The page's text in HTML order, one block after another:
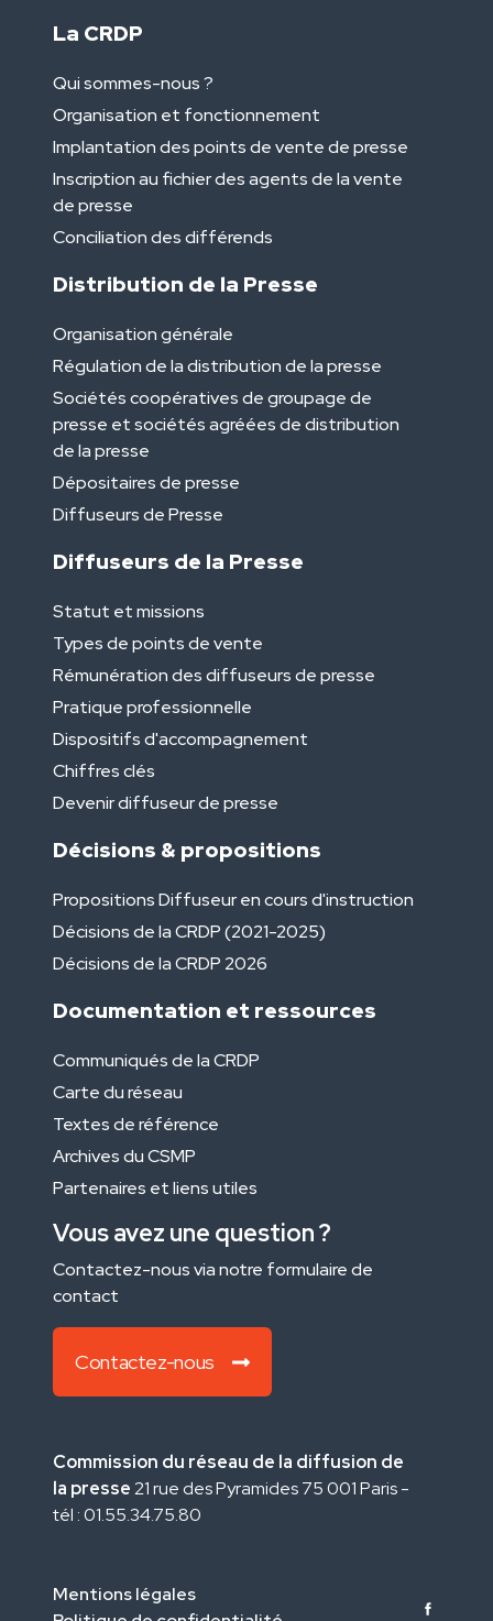
La CRDP
Qui sommes-nous ?
Organisation et fonctionnement
Implantation des points de vente de presse
Inscription au fichier des agents de la vente
de presse
Conciliation des différends
Distribution de la Presse
Organisation générale
Régulation de la distribution de la presse
Sociétés coopératives de groupage de
presse et sociétés agréées de distribution
de la presse
Dépositaires de presse
Diffuseurs de Presse
Diffuseurs de la Presse
Statut et missions
Types de points de vente
Rémunération des diffuseurs de presse
Pratique professionnelle
Dispositifs d'accompagnement
Chiffres clés
Devenir diffuseur de presse
Décisions & propositions
Propositions Diffuseur en cours d'instruction
Décisions de la CRDP (2021-2025)
Décisions de la CRDP 2026
Documentation et ressources
Communiqués de la CRDP
Carte du réseau
Textes de référence
Archives du CSMP
Partenaires et liens utiles
Vous avez une question ?
Contactez-nous via notre formulaire de
contact
Contactez-nous
Commission du réseau de la diffusion de
la presse21 rue des Pyramides 75 001 Paris -
tél : 01.55.34.75.80
Mentions légales